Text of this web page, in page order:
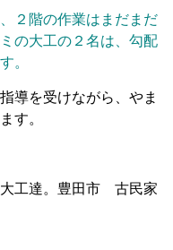
２階の作業はまだまだ
の大工の２名は、勾配
。
導を受けながら、やま
す。